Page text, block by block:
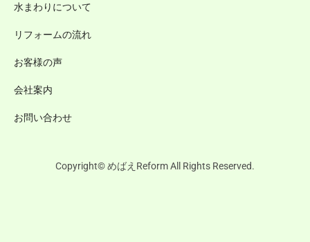
水まわりについて
リフォームの流れ
お客様の声
会社案内
お問い合わせ
Copyright© めばえReform All Rights Reserved.